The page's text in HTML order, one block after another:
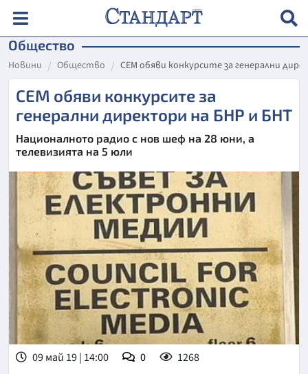
Общество
Новини Общество СЕМ обяви конкурсите за генерални
СЕМ обяви конкурсите за
генерални директори на БНР и БНТ
Националното радио с нов шеф на 28 юни, а
телевизията на 5 юли
09 май 19 | 14:00 0 1268